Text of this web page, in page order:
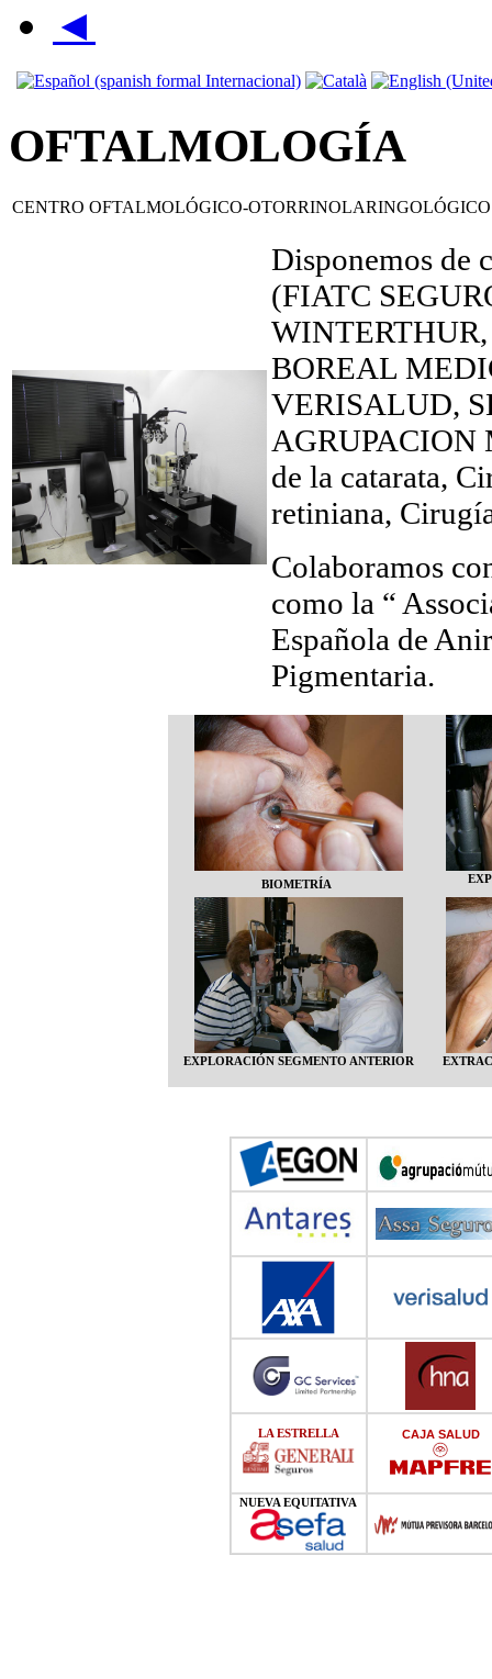
◄
OFTALMOLOGÍA
CENTRO OFTALMOLÓGICO-OTORRINOLARINGOLÓGICO
Disponemos de
(FIATC
BOREAL
VERISALUD,
AGRUPACION
de la catarata,
retiniana,
Colaboramos
como la “
Española de
Pigmentaria.
BIOMETRÍA
EXPLORACIÓN SEGMENTO ANTERIOR
LA ESTRELLA CAJA SALUD
NUEVA EQUITATIVA